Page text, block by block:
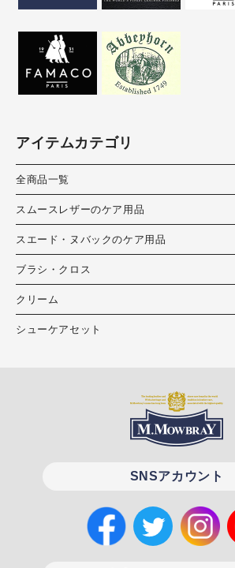
アイテムカテゴリ
全商品一覧
スムースレザーのケア用品
スエード・ヌバックのケア用品
ブラシ・クロス
クリーム
シューケアセット
SNSアカウント